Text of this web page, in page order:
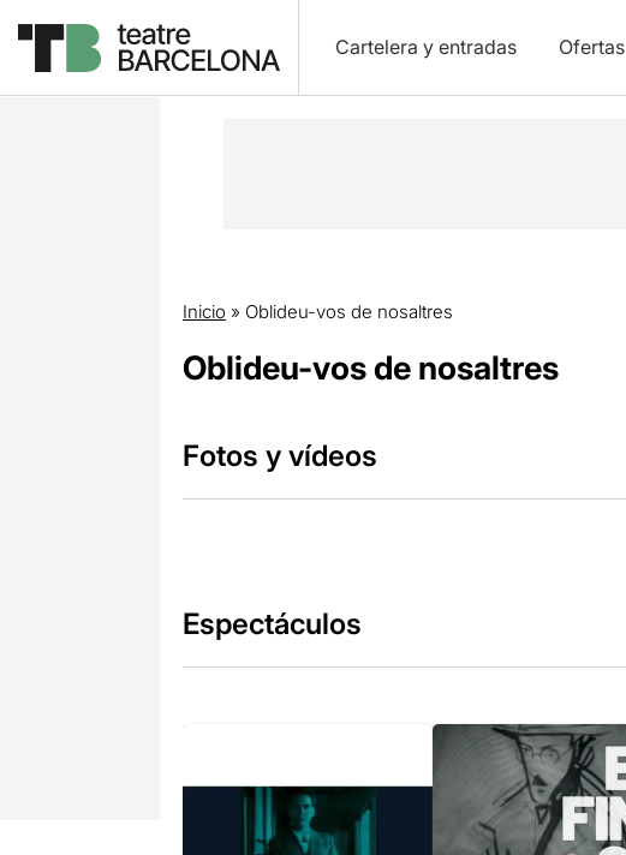
Cartelera y entradas Ofertas
Inicio » Oblideu-vos de nosaltres
Oblideu-vos de nosaltres
Fotos y vídeos
Espectáculos